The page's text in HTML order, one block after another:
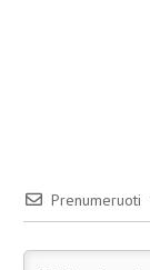
Prenumeruoti